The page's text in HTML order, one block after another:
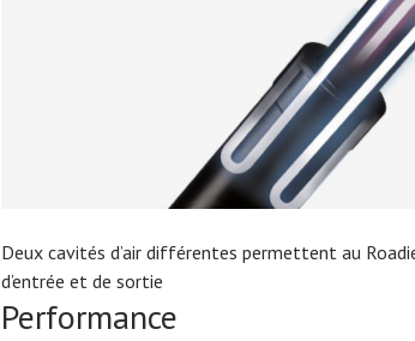
Deux cavités d’air différentes permettent au
d’entrée et de sortie
Performance